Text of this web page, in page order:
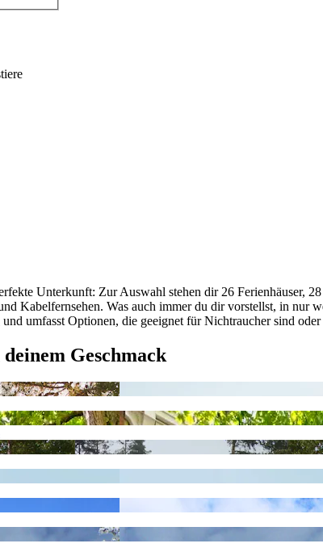
Unterkunft: Zur Auswahl stehen dir 26 Ferienhäuser,
Kabelfernsehen. Was auch immer du dir vorstellst, in nur
umfasst Optionen, die geeignet für Nichtraucher sind
Geschmack